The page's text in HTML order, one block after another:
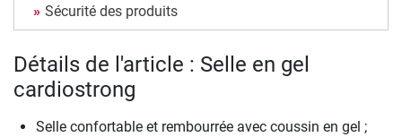
Sécurité des produits
Détails de l'article : Selle en gel
cardiostrong
Selle confortable et rembourrée avec coussin en gel ;